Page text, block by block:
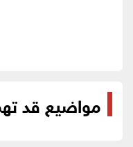
مواضيع قد